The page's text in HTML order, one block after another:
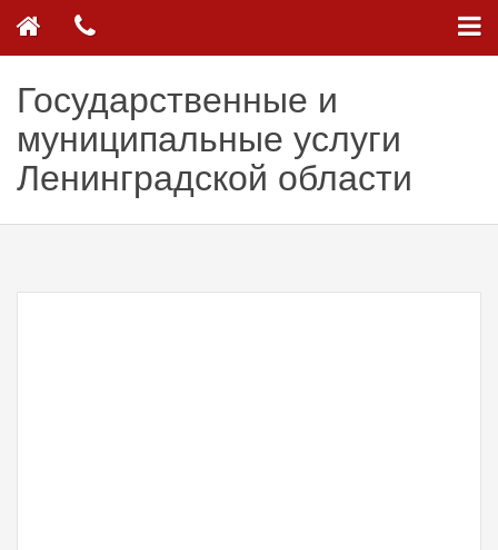
Государственные и
муниципальные услуги
Ленинградской области